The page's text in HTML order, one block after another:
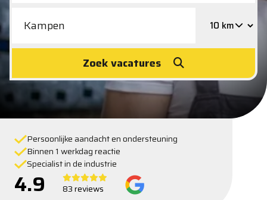
Zoek vacatures
Persoonlijke aandacht en ondersteuning
Binnen 1 werkdag reactie
Specialist in de industrie
4.9 83 reviews